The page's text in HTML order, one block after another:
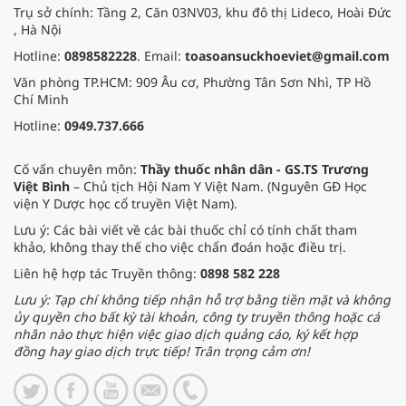
Trụ sở chính: Tầng 2, Căn 03NV03, khu đô thị Lideco, Hoài Đức
, Hà Nội
Hotline: 0898582228. Email: toasoansuckhoeviet@gmail.com
Văn phòng TP.HCM: 909 Âu cơ, Phường Tân Sơn Nhì, TP Hồ
Chí Minh
Hotline: 0949.737.666
Cố vấn chuyên môn: Thầy thuốc nhân dân - GS.TS Trương
Việt Bình – Chủ tịch Hội Nam Y Việt Nam. (Nguyên GĐ Học
viện Y Dược học cổ truyền Việt Nam).
Lưu ý: Các bài viết về các bài thuốc chỉ có tính chất tham
khảo, không thay thế cho việc chẩn đoán hoặc điều trị.
Liên hệ hợp tác Truyền thông: 0898 582 228
Lưu ý: Tạp chí không tiếp nhận hỗ trợ bằng tiền mặt và không
ủy quyền cho bất kỳ tài khoản, công ty truyền thông hoặc cá
nhân nào thực hiện việc giao dịch quảng cáo, ký kết hợp
đồng hay giao dịch trực tiếp! Trân trọng cảm ơn!